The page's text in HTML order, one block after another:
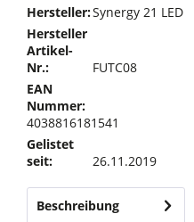
Hersteller:Synergy 21 LED
Hersteller
Artikel-
Nr.:
FUTC08
EAN
Nummer:
4038816181541
Gelistet
seit:
26.11.2019
Beschreibung